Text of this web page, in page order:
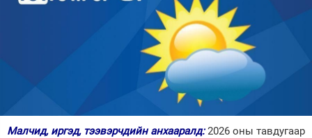
Улс төр
Нийгэм
Малчид, иргэд, тээвэрчдийн анхааралд:2026 оны тавдугаар